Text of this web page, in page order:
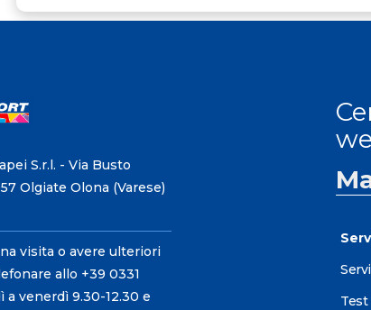
S.r.l. - Via Busto
Olgiate Olona (Varese)
visita o avere ulteriori
allo +39 0331
a venerdì 9.30-12.30 e
Test